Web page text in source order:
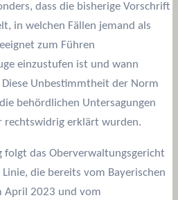
dass die bisherige Vorschrift
in welchen Fällen jemand als
zum Führen
einzustufen ist und wann
Diese Unbestimmtheit der Norm
behördlichen Untersagungen
rechtswidrig erklärt wurden.
folgt das Oberverwaltungsgericht
die bereits vom Bayerischen
April 2023 und vom